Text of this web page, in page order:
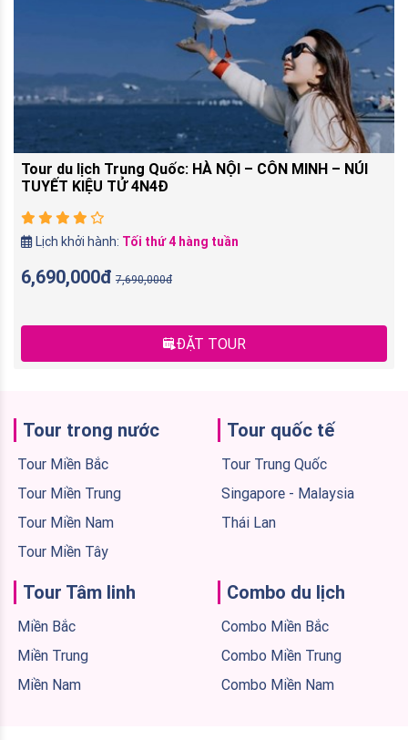
Tour du lịch Trung Quốc: HÀ NỘI – CÔN MINH – NÚI
TUYẾT KIỆU TỬ 4N4Đ
Lịch khởi hành: Tối thứ 4 hàng tuần
6,690,000đ 7,690,000đ
ĐẶT TOUR
Tour trong nước
Tour Miền Bắc
Tour Miền Trung
Tour Miền Nam
Tour Miền Tây
Tour quốc tế
Tour Trung Quốc
Singapore - Malaysia
Thái Lan
Tour Tâm linh
Miền Bắc
Miền Trung
Miền Nam
Combo du lịch
Combo Miền Bắc
Combo Miền Trung
Combo Miền Nam